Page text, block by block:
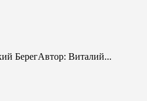
БерегАвтор: Виталий...